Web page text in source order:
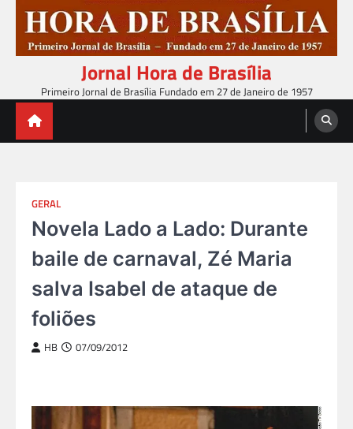
content
Jornal Hora de Brasília
Primeiro Jornal de Brasília Fundado em 27 de Janeiro de 1957
GERAL
Novela Lado a Lado: Durante
baile de carnaval, Zé Maria
salva Isabel de ataque de
foliões
HB 07/09/2012